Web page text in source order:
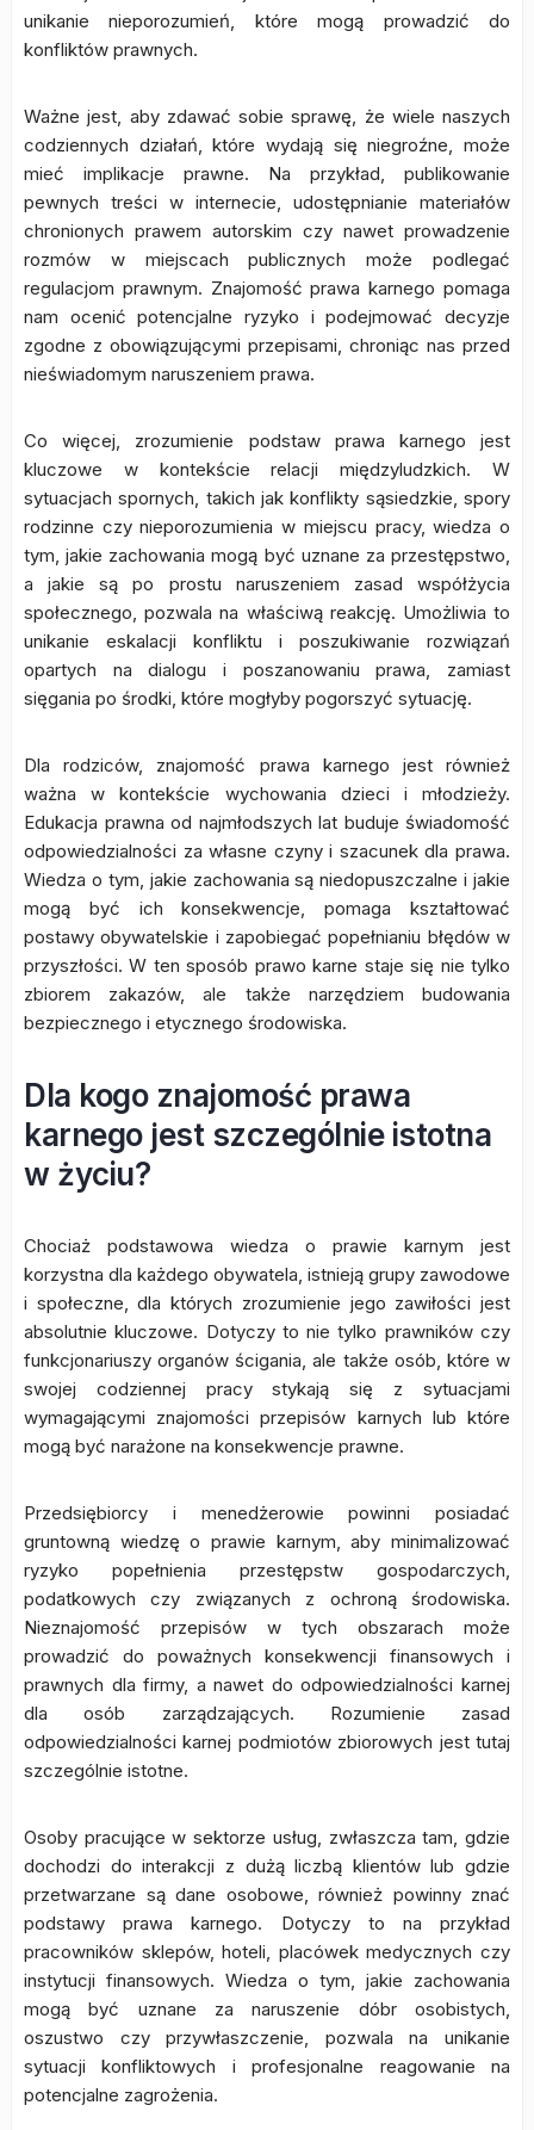
unikanie nieporozumień, które mogą prowadzić do
konfliktów prawnych.
Ważne jest, aby zdawać sobie sprawę, że wiele naszych
codziennych działań, które wydają się niegroźne, może
mieć implikacje prawne. Na przykład, publikowanie
pewnych treści w internecie, udostępnianie materiałów
chronionych prawem autorskim czy nawet prowadzenie
rozmów w miejscach publicznych może podlegać
regulacjom prawnym. Znajomość prawa karnego pomaga
nam ocenić potencjalne ryzyko i podejmować decyzje
zgodne z obowiązującymi przepisami, chroniąc nas przed
nieświadomym naruszeniem prawa.
Co więcej, zrozumienie podstaw prawa karnego jest
kluczowe w kontekście relacji międzyludzkich. W
sytuacjach spornych, takich jak konflikty sąsiedzkie, spory
rodzinne czy nieporozumienia w miejscu pracy, wiedza o
tym, jakie zachowania mogą być uznane za przestępstwo,
a jakie są po prostu naruszeniem zasad współżycia
społecznego, pozwala na właściwą reakcję. Umożliwia to
unikanie eskalacji konfliktu i poszukiwanie rozwiązań
opartych na dialogu i poszanowaniu prawa, zamiast
sięgania po środki, które mogłyby pogorszyć sytuację.
Dla rodziców, znajomość prawa karnego jest również
ważna w kontekście wychowania dzieci i młodzieży.
Edukacja prawna od najmłodszych lat buduje świadomość
odpowiedzialności za własne czyny i szacunek dla prawa.
Wiedza o tym, jakie zachowania są niedopuszczalne i jakie
mogą być ich konsekwencje, pomaga kształtować
postawy obywatelskie i zapobiegać popełnianiu błędów w
przyszłości. W ten sposób prawo karne staje się nie tylko
zbiorem zakazów, ale także narzędziem budowania
bezpiecznego i etycznego środowiska.
Dla kogo znajomość prawa
karnego jest szczególnie istotna
w życiu?
Chociaż podstawowa wiedza o prawie karnym jest
korzystna dla każdego obywatela, istnieją grupy zawodowe
i społeczne, dla których zrozumienie jego zawiłości jest
absolutnie kluczowe. Dotyczy to nie tylko prawników czy
funkcjonariuszy organów ścigania, ale także osób, które w
swojej codziennej pracy stykają się z sytuacjami
wymagającymi znajomości przepisów karnych lub które
mogą być narażone na konsekwencje prawne.
Przedsiębiorcy i menedżerowie powinni posiadać
gruntowną wiedzę o prawie karnym, aby minimalizować
ryzyko popełnienia przestępstw gospodarczych,
podatkowych czy związanych z ochroną środowiska.
Nieznajomość przepisów w tych obszarach może
prowadzić do poważnych konsekwencji finansowych i
prawnych dla firmy, a nawet do odpowiedzialności karnej
dla osób zarządzających. Rozumienie zasad
odpowiedzialności karnej podmiotów zbiorowych jest tutaj
szczególnie istotne.
Osoby pracujące w sektorze usług, zwłaszcza tam, gdzie
dochodzi do interakcji z dużą liczbą klientów lub gdzie
przetwarzane są dane osobowe, również powinny znać
podstawy prawa karnego. Dotyczy to na przykład
pracowników sklepów, hoteli, placówek medycznych czy
instytucji finansowych. Wiedza o tym, jakie zachowania
mogą być uznane za naruszenie dóbr osobistych,
oszustwo czy przywłaszczenie, pozwala na unikanie
sytuacji konfliktowych i profesjonalne reagowanie na
potencjalne zagrożenia.